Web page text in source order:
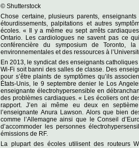
© Shutterstock
Chose certaine, plusieurs parents,
étourdissements, palpitations et autres
écoles. « Il y a même eu sept arrêts
Ontario. Les cardiologues ne savent pas ce
conférencière du symposium de Toronto, la
environnementales et des ressources à
En 2013, le syndicat des enseignants
Wi-Fi soit banni des salles de classe. Des
pour s’être plaints de symptômes qu’ils
États-Unis, le 9 septembre denier le Los
enseignante électrohypersensible en
des problèmes cardiaques. « Les écoliers ont
rapport. J’en ai même eu deux en
l’enseignante Anura Lawson. Alors que bien
comme l’Allemagne ainsi que le Conseil
d’accommoder les personnes
émissions de RF.
La plupart des écoles utilisent des routeurs